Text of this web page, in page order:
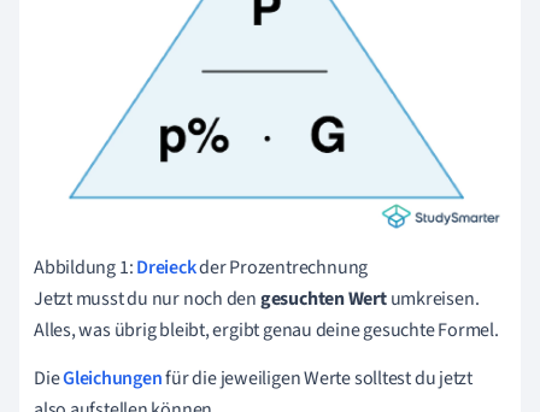
Abbildung 1:Dreieckder Prozentrechnung
Jetzt musst du nur noch dengesuchten Wertumkreisen.
Alles, was übrig bleibt, ergibt genau deine gesuchte Formel.
DieGleichungenfür die jeweiligen Werte solltest du jetzt